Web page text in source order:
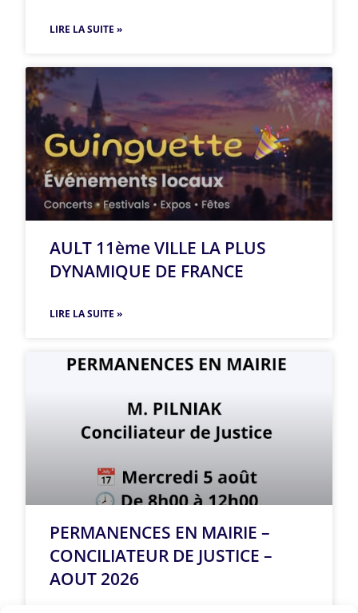
LIRE LA SUITE »
AULT 11ème VILLE LA PLUS
DYNAMIQUE DE FRANCE
LIRE LA SUITE »
PERMANENCES EN MAIRIE –
CONCILIATEUR DE JUSTICE –
AOUT 2026